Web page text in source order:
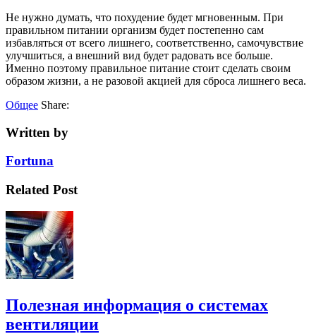
Не нужно думать, что похудение будет мгновенным. При
правильном питании организм будет постепенно сам
избавляться от всего лишнего, соответственно, самочувствие
улучшиться, а внешний вид будет радовать все больше.
Именно поэтому правильное питание стоит сделать своим
образом жизни, а не разовой акцией для сброса лишнего веса.
Общее Share:
Written by
Fortuna
Related Post
Полезная информация о системах
вентиляции